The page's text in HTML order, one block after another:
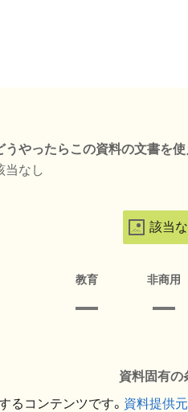
うやったらこの資料の文書を使
当なし
該当
教育 非商用
資料固有の
るコンテンツです。 資料提供